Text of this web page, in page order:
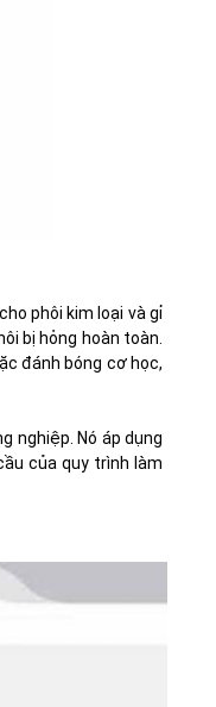
phôi kim loại và gỉ
bị hỏng hoàn toàn.
đánh bóng cơ học,
nghiệp. Nó áp dụng
của quy trình làm